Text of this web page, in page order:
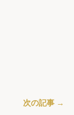
次の記事 →